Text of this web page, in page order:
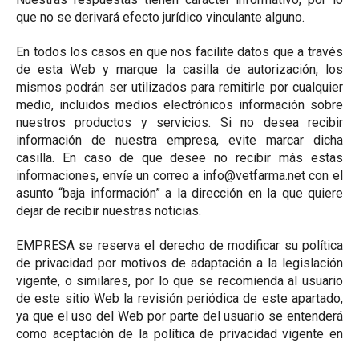
que no se derivará efecto jurídico vinculante alguno.
En todos los casos en que nos facilite datos que a través
de esta Web y marque la casilla de autorización, los
mismos podrán ser utilizados para remitirle por cualquier
medio, incluidos medios electrónicos información sobre
nuestros productos y servicios. Si no desea recibir
información de nuestra empresa, evite marcar dicha
casilla. En caso de que desee no recibir más estas
informaciones, envíe un correo a info@vetfarma.net con el
asunto “baja información” a la dirección en la que quiere
dejar de recibir nuestras noticias.
EMPRESA se reserva el derecho de modificar su política
de privacidad por motivos de adaptación a la legislación
vigente, o similares, por lo que se recomienda al usuario
de este sitio Web la revisión periódica de este apartado,
ya que el uso del Web por parte del usuario se entenderá
como aceptación de la política de privacidad vigente en